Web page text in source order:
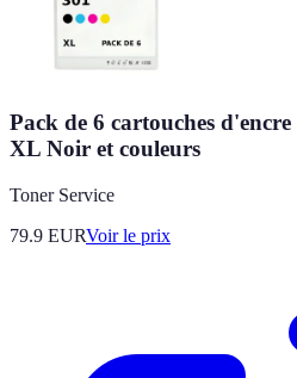
Pack de 6 cartouches
XL Noir et couleurs
Toner Service
79.9 EURVoir le prix